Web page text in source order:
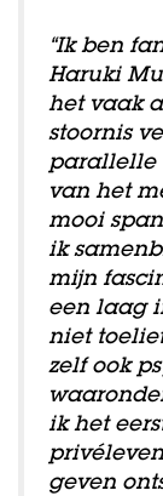
“Ik ben
Haruki
het vaak
stoornis
parallelle
van het
mooi
ik
mijn
een laag
niet
zelf ook
ik het
geven